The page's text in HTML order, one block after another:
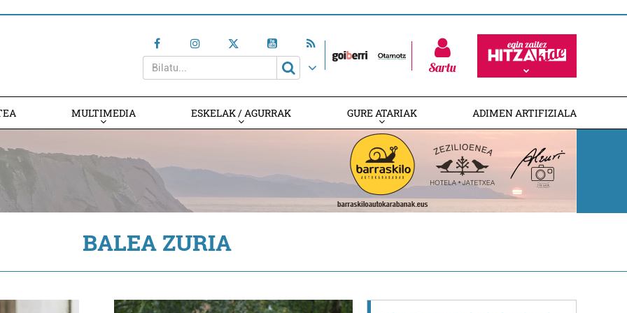
Sartu
MULTIMEDIA ESKELAK / AGURRAK GURE ATARIAK ADIMEN ARTIFIZIALA
BALEA ZURIA